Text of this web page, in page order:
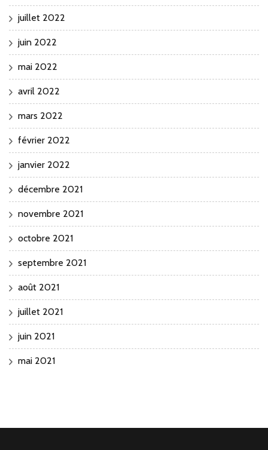
juillet 2022
juin 2022
mai 2022
avril 2022
mars 2022
février 2022
janvier 2022
décembre 2021
novembre 2021
octobre 2021
septembre 2021
août 2021
juillet 2021
juin 2021
mai 2021